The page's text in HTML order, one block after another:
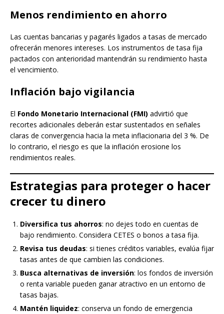
Menos rendimiento en ahorro
Las cuentas bancarias y pagarés ligados a tasas de mercado
ofrecerán menores intereses. Los instrumentos de tasa fija
pactados con anterioridad mantendrán su rendimiento hasta
el vencimiento.
Inflación bajo vigilancia
El Fondo Monetario Internacional (FMI) advirtió que
recortes adicionales deberán estar sustentados en señales
claras de convergencia hacia la meta inflacionaria del 3 %. De
lo contrario, el riesgo es que la inflación erosione los
rendimientos reales.
Estrategias para proteger o hacer
crecer tu dinero
Diversifica tus ahorros: no dejes todo en cuentas de
bajo rendimiento. Considera CETES o bonos a tasa fija.
Revisa tus deudas: si tienes créditos variables, evalúa fijar
tasas antes de que cambien las condiciones.
Busca alternativas de inversión: los fondos de inversión
o renta variable pueden ganar atractivo en un entorno de
tasas bajas.
Mantén liquidez: conserva un fondo de emergencia